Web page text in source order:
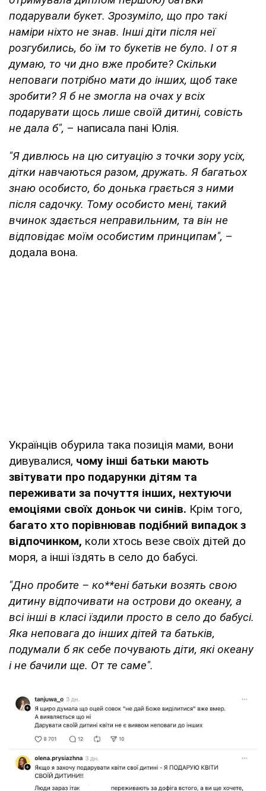
подарували букет. Зрозуміло, що про такі
наміри ніхто не знав. Інші діти після неї
розгубились, бо їм то букетів не було. І от я
думаю, то чи дно вже пробите? Скільки
неповаги потрібно мати до інших, щоб таке
зробити? Я б не змогла на очах у всіх
подарувати щось лише своїй дитині, совість
не дала б", – написала пані Юлія.
"Я дивлюсь на цю ситуацію з точки зору усіх,
дітки навчаються разом, дружать. Я багатьох
знаю особисто, бо донька грається з ними
після садочку. Тому особисто мені, такий
вчинок здається неправильним, та він не
відповідає моїм особистим принципам", –
додала вона.
Українців обурила така позиція мами, вони
дивувалися, чому інші батьки мають
звітувати про подарунки дітям та
переживати за почуття інших, нехтуючи
емоціями своїх доньок чи синів. Крім того,
багато хто порівнював подібний випадок з
відпочинком, коли хтось везе своїх дітей до
моря, а інші їздять в село до бабусі.
"Дно пробите – ко**ені батьки возять свою
дитину відпочивати на острови до океану, а
всі інші в класі їздили просто в село до бабусі.
Яка неповага до інших дітей та батьків,
подумали б як себе почувають діти, які океану
і не бачили ще. От те саме".